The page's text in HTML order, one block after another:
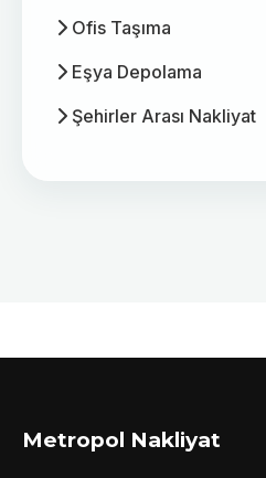
Ofis Taşıma
Eşya Depolama
Şehirler Arası Nakliyat
Metropol Nakliyat